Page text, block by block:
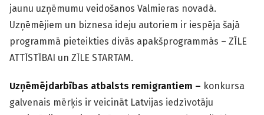
jaunu uzņēmumu veidošanos Valmieras novadā.
Uzņēmējiem un biznesa ideju autoriem ir iespēja šajā
programmā pieteikties divās apakšprogrammās – ZĪLE
ATTĪSTĪBAI un ZĪLE STARTAM.
Uzņēmējdarbības atbalsts remigrantiem – konkursa
galvenais mērķis ir veicināt Latvijas iedzīvotāju